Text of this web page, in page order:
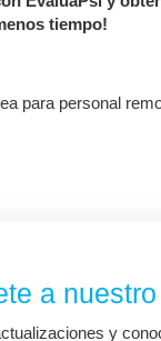
tiempo!
a
y